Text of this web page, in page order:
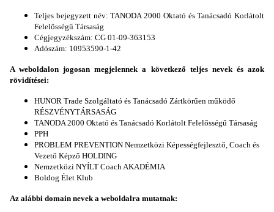
Teljes bejegyzett név: TANODA 2000 Oktató és Tanácsadó Korlátolt
Felelősségű Társaság
Cégjegyzékszám: CG 01-09-363153
Adószám: 10953590-1-42
A weboldalon jogosan megjelennek a következő teljes nevek és azok
rövidítései:
HUNOR Trade Szolgáltató és Tanácsadó Zártkörűen működő
RÉSZVÉNYTÁRSASÁG
TANODA 2000 Oktató és Tanácsadó Korlátolt Felelősségű Társaság
PPH
PROBLEM PREVENTION Nemzetközi Képességfejlesztő, Coach és
Vezető Képző HOLDING
Nemzetközi NYÍLT Coach AKADÉMIA
Boldog Élet Klub
Az alábbi domain nevek a weboldalra mutatnak: